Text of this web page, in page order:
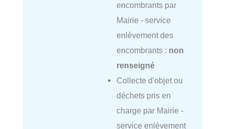
encombrants par
Mairie - service
enlèvement des
encombrants : non
renseigné
Collecte d'objet ou
déchets pris en
charge par Mairie -
service enlèvement